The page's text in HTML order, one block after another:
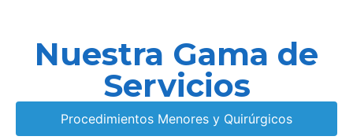
Nuestra Gama de
Servicios
Procedimientos Menores y Quirúrgicos